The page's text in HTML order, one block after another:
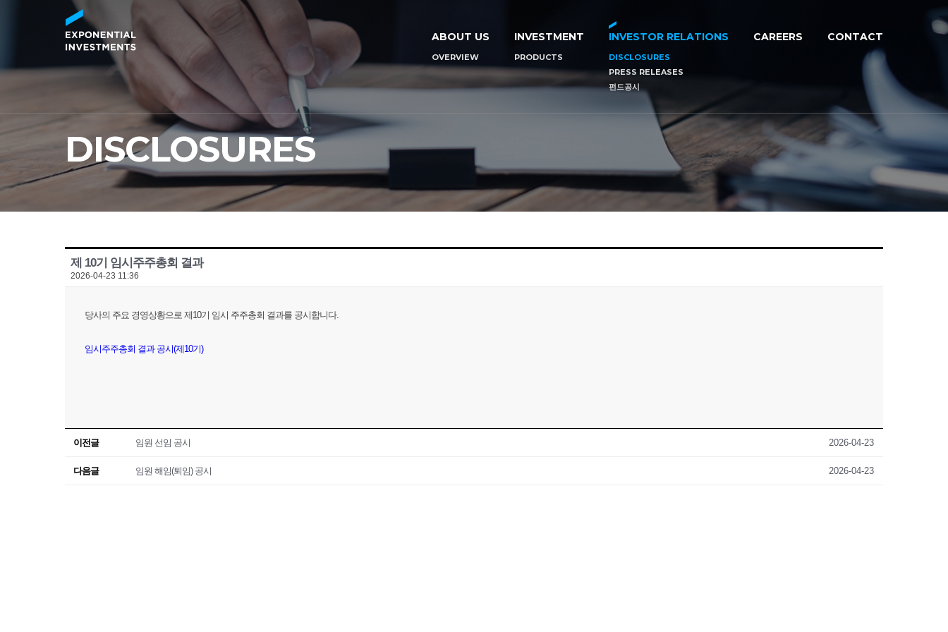
ABOUT US
OVERVIEW
INVESTMENT
PRODUCTS
INVESTOR RELATIONS
DISCLOSURES
PRESS RELEASES
펀드공시
CAREERS CONTACT
DISCLOSURES
제 10기 임시주주총회 결과
2026-04-23 11:36
당사의 주요 경영상황으로 제10기 임시 주주총회 결과를 공시합니다.
임시주주총회 결과 공시(제10기)
이전글 임원 선임 공시 2026-04-23
다음글 임원 해임(퇴임) 공시 2026-04-23